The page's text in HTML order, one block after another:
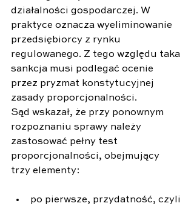
działalności gospodarczej. W
praktyce oznacza wyeliminowanie
przedsiębiorcy z rynku
regulowanego. Z tego względu taka
sankcja musi podlegać ocenie
przez pryzmat konstytucyjnej
zasady proporcjonalności.
Sąd wskazał, że przy ponownym
rozpoznaniu sprawy należy
zastosować pełny test
proporcjonalności, obejmujący
trzy elementy:
po pierwsze, przydatność, czyli